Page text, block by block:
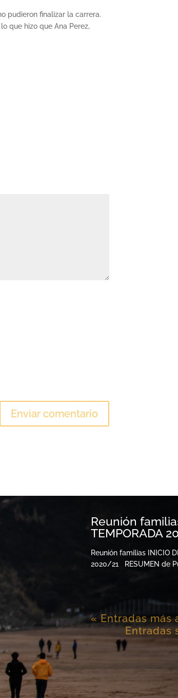
pudieron finalizar la carrera.
que hizo que Ana Perez,
Reunión
TEMPORADA
Reunión familias INICIO
2020/21 RESUMEN de
« Entradas más
Entradas